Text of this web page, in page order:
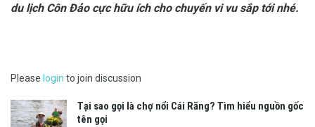
du lịch Côn Đảo cực hữu ích cho chuyến vi vu sắp tới nhé.
Please login to join discussion
Tại sao gọi là chợ nổi Cái Răng? Tìm hiểu nguồn gốc
tên gọi